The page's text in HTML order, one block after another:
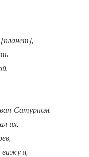
Сатурном.
их,
вижу я,